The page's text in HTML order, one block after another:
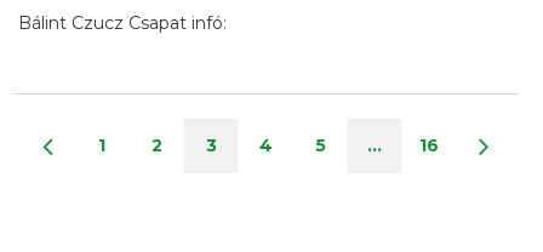
Bálint Czucz Csapat infó:
1 2 3 4 5 … 16